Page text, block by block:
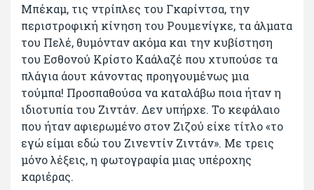
Μπέκαμ, τις ντρίπλες του Γκαρίντσα, την
περιστροφική κίνηση του Ρουμενίγκε, τα άλματα
του Πελέ, θυμόνταν ακόμα και την κυβίστηση
του Εσθονού Κρίστο Καάλαζέ που χτυπούσε τα
πλάγια άουτ κάνοντας προηγουμένως μια
τούμπα! Προσπαθούσα να καταλάβω ποια ήταν η
ιδιοτυπία του Ζιντάν. Δεν υπήρχε. Το κεφάλαιο
που ήταν αφιερωμένο στον Ζιζού είχε τίτλο «το
εγώ είμαι εδώ του Ζινεντίν Ζιντάν». Με τρεις
μόνο λέξεις, η φωτογραφία μιας υπέροχης
καριέρας.